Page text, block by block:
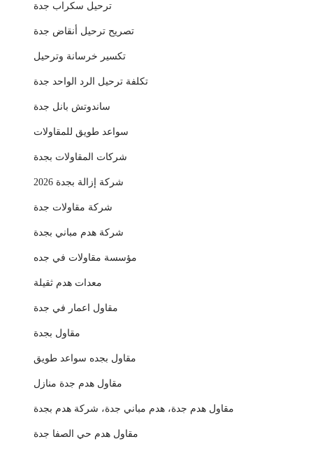
ترحيل سكراب جدة
تصريح ترحيل أنقاض جدة
تكسير خرسانة وترحيل
تكلفة ترحيل الرد الواحد جدة
ساندوتش بانل جدة
سواعد طويق للمقاولات
شركات المقاولات بجدة
شركة إزالة بجدة 2026
شركة مقاولات جدة
شركة هدم مباني بجدة
مؤسسة مقاولات في جده
معدات هدم ثقيلة
مقاول اعمار في جدة
مقاول بجدة
مقاول بجده سواعد طويق
مقاول هدم جدة منازل
مقاول هدم جدة، هدم مباني جدة، شركة هدم بجدة
مقاول هدم حي الصفا جدة